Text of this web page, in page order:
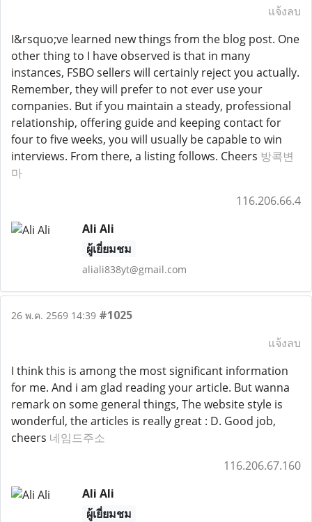
แจ้งลบ
I&rsquo;ve learned new things from the blog post. One
other thing to I have observed is that in many
instances, FSBO sellers will certainly reject you actually.
Remember, they will prefer to not ever use your
companies. But if you maintain a steady, professional
relationship, offering guide and keeping contact for
four to five weeks, you will usually be capable to win
interviews. From there, a listing follows. Cheers 방콕변
마
116.206.66.4
Ali Ali
ผู้เยี่ยมชม
aliali838yt@gmail.com
26 พ.ค. 2569 14:39 #1025
แจ้งลบ
I think this is among the most significant information
for me. And i am glad reading your article. But wanna
remark on some general things, The website style is
wonderful, the articles is really great : D. Good job,
cheers 네임드주소
116.206.67.160
Ali Ali
ผู้เยี่ยมชม